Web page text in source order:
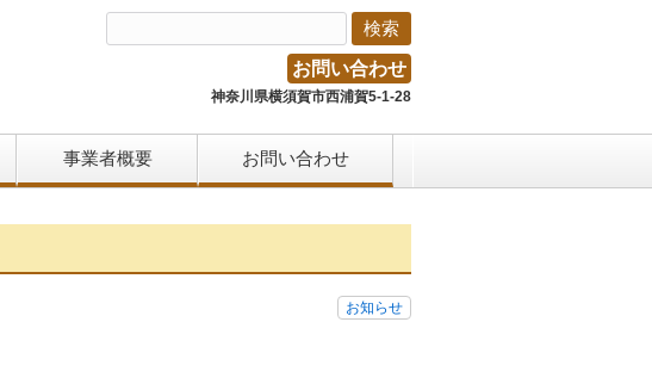
お問い合わせ
神奈川県横須賀市西浦賀5-1-28
事業者概要 お問い合わせ
お知らせ